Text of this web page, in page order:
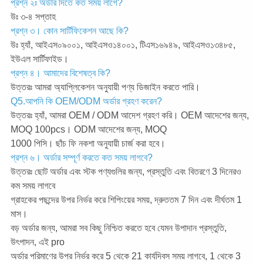
প্রশ্ন ২ঃ অর্ডার দিতে কত সময় লাগে?
উঃ ৩-৪ সপ্তাহ
প্রশ্ন ৩। কোন সার্টিফিকেশন আছে কি?
উঃ হ্যাঁ, আইএস০৯০০১, আইএসও১৪০০১, টিএস১৬৯৪৯, আইএসও১৩৪৮৫,
ইউএল সার্টিফাইড।
প্রশ্ন ৪। আমাদের বিশেষত্ব কি?
উত্তরঃ আমরা অ্যাপ্লিকেশন অনুযায়ী পণ্য ডিজাইন করতে পারি।
Q5.আপনি কি OEM/ODM অর্ডার গ্রহণ করেন?
উত্তরঃ হ্যাঁ, আমরা OEM / ODM আদেশ গ্রহণ করি। OEM আদেশের জন্য,
MOQ 100pcs। ODM আদেশের জন্য, MOQ
1000 পিসি। ছাঁচ ফি নকশা অনুযায়ী চার্জ করা হবে।
প্রশ্ন ৬। অর্ডার সম্পূর্ণ করতে কত সময় লাগবে?
উত্তরঃ ছোট অর্ডার এবং স্টক পণ্যগুলির জন্য, প্রস্তুতি এবং বিতরণে 3 দিনেরও
কম সময় লাগবে
গ্রাহকের পছন্দের উপর নির্ভর করে শিপিংয়ের সময়, দ্রুততম 7 দিন এবং দীর্ঘতম 1
মাস।
বড় অর্ডার জন্য, আমরা সব কিছু নিশ্চিত করতে হবে যেমন উপাদান প্রস্তুতি,
উৎপাদন, এই pro
অর্ডার পরিমাণের উপর নির্ভর করে 5 থেকে 21 কার্যদিবস সময় লাগবে, 1 থেকে 3